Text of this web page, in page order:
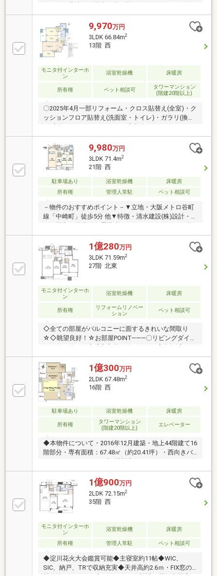
ノラマを見渡せる地上42階に設けられたスカイラウン
ジ。約310平米の広大な庭園。フィットネスジムやパ
ーティールーム、コンシェルジュなど充実した共用施
設。24時間有人管理やTVモニタ付きインターホン、防
犯カメラなど暮らしの安全にも配慮が行き届いた住ま
いです。
9,970万円
3LDK 66.84m2
13階 西
モニタ付インターホ
ン
浴室乾燥機 床暖房
所有権 ペット相談可
タワーマンション
(階建20階以上)
〇2025年4月一部リフォーム・クロス貼替え(全室)・ク
ッションフロア貼替え(洗面室・トイレ)・ガラリ(換気
口)交換・ハウスクリーニング実施〇イチオシポイン
ト・室内丁寧にお使いです・13階部分の西向き(梅田方
面向き)・トランクルーム付き住戸・浴室は1418タイ
プ・ペット飼育可（管理規約による制限有り)・共用部
分が充実（一部有償）〇共用施設（一部有償）・フィ
ットネスジム（3階)・ゲストルーム2室(3階)・パーテ
ィールーム(42階)・スカイラウンジ(42階)・スカイア
トリウム(42階)・ゴミステーション(各階)
9,980万円
3LDK 71.4m2
21階 西
駐車場あり 浴室乾燥機
床暖房
所有権
管理人常駐 ペット相談可
－物件のおすすめポイント－▼立地・大阪メトロ谷町
線「中崎町」徒歩5分 他▼特徴・清水建設(株)設計・施
工・地上44階建の免震構造タワーレジデンス・LDK約
15.2帖、会話が弾む対面式キッチン・全居室収納有、
洋室約6.0帖はWIC付・西面バルコニー有・ペット飼育
可能(規約制限有)・各階にゴミ置き場有、24時間ゴミ
出し可能・共有部にゲストルーム有▼設備・床暖房(リ
ビング)・浴室乾燥機・トランクルーム・オートロッ
ク・ハンズフリーキー・宅配ボックス■ ご希望の住ま
い探しをお手伝いします ━━━━━・・・物件の詳
細・ご相談はお気軽にお問い合わせください。
1億280万円
3LDK 71.59m2
27階 北東
モニタ付インターホ
ン
浴室乾燥機 床暖房
所有権
リフォームリノベー
ション
ペット相談可
◇全ての部屋がバルコニーに面するきれいな間取り
☆◇眺望良好！☆お部屋POINT―――〇リビングダイニ
ング冬に嬉しい床暖房完備☆〇キッチン家事軽減に役
立つ設備仕様（ディスポーザー・食器洗浄乾燥機・浄
水器）〇浴室ミスト機能付浴室暖房乾燥機搭載！〇収
納各居室収納充実◎☆共用施設―――1階〇コンシェル
ジュ〇ペットルーム3階〇フィットネスジム〇ゲスト
ルーム×242階〇スカイラウンジ〇パーティールーム☆
周辺施設―――〇ローソン 中崎二丁目店 徒歩3分〇
CoDeli豊崎4丁目店 徒歩9分
1億300万円
2LDK 67.48m2
16階 西
駐車場あり 浴室乾燥機 床暖房
所有権
タワーマンション
(階建20階以上)
エレベーター
◆本物件について・2016年12月建築・地上44階建て16
階部分・専有面積：67.48㎡（約20.41坪）・西向きバ
ルコニー・2LDKタイプ・眺望良好・トランクルーム有
り・ディスポーザー有り・床暖房有り・ウォークイン
クローゼット有り・シューズインクローゼット有り・
ペット飼育可（規約による制限有り）◆共用部多数あ
り（一部有償）・1階 グランドロビー コーチエ
ントランス・2階 駐輪場・3階 ゲストルーム2室
ジ スカイアトリウム パーティールーム・各階
クリーンステーション
1億900万円
2LDK 72.15m2
35階 西
モニタ付インターホ
ン
浴室乾燥機 床暖房
所有権 管理人常駐 ペット相談可
◆淀川花火大会鑑賞可能◆主寝室約11帖◆WIC、
SIC、納戸、TRで収納充実◆天井高約2.6ｍ・FIX窓の